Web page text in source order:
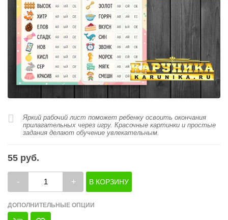
Яркий рабочий лист поможет ребенку освоить окончания
прилагательных через игру. Красочные картинки и простые
задания делают обучение увлекательным.
55 руб.
- +
ДОПОЛНИТЕЛЬНЫЕ ОПЦИИ